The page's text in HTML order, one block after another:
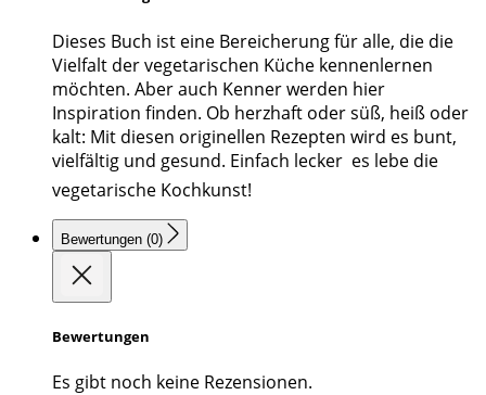
Dieses Buch ist eine Bereicherung für alle, die die
Vielfalt der vegetarischen Küche kennenlernen
möchten. Aber auch Kenner werden hier
Inspiration finden. Ob herzhaft oder süß, heiß oder
kalt: Mit diesen originellen Rezepten wird es bunt,
vielfältig und gesund. Einfach lecker  es lebe die
vegetarische Kochkunst!
Bewertungen (0)
Bewertungen
Es gibt noch keine Rezensionen.